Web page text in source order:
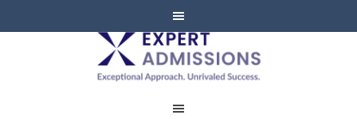
EXPERT
ADMISSIONS